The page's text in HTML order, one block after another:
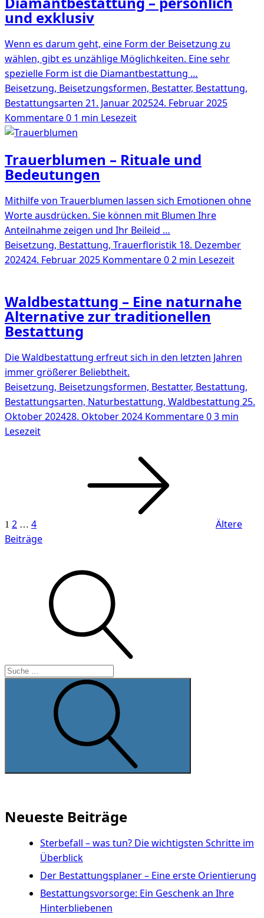
und exklusiv
Wenn es darum geht, eine Form der Beisetzung zu
wählen, gibt es unzählige Möglichkeiten. Eine sehr
spezielle Form ist die Diamantbestattung …
Beisetzung, Beisetzungsformen, Bestatter, Bestattung,
Bestattungsarten 21. Januar 202524. Februar 2025
Kommentare 0 1 min Lesezeit
Trauerblumen – Rituale und
Bedeutungen
Mithilfe von Trauerblumen lassen sich Emotionen ohne
Worte ausdrücken. Sie können mit Blumen Ihre
Anteilnahme zeigen und Ihr Beileid …
Beisetzung, Bestattung, Trauerfloristik 18. Dezember
202424. Februar 2025 Kommentare 02 min Lesezeit
Waldbestattung – Eine naturnahe
Alternative zur traditionellen
Bestattung
Die Waldbestattung erfreut sich in den letzten Jahren
immer größerer Beliebtheit.
Beisetzung, Beisetzungsformen, Bestatter, Bestattung,
Bestattungsarten, Naturbestattung, Waldbestattung 25.
Oktober 202428. Oktober 2024 Kommentare 03 min
Lesezeit
1 2 … 4
Ältere
BeiträgeÄltere
Neueste Beiträge
Sterbefall – was tun? Die wichtigsten Schritte im
Überblick
Der Bestattungsplaner – Eine erste Orientierung
Bestattungsvorsorge: Ein Geschenk an Ihre
Hinterbliebenen